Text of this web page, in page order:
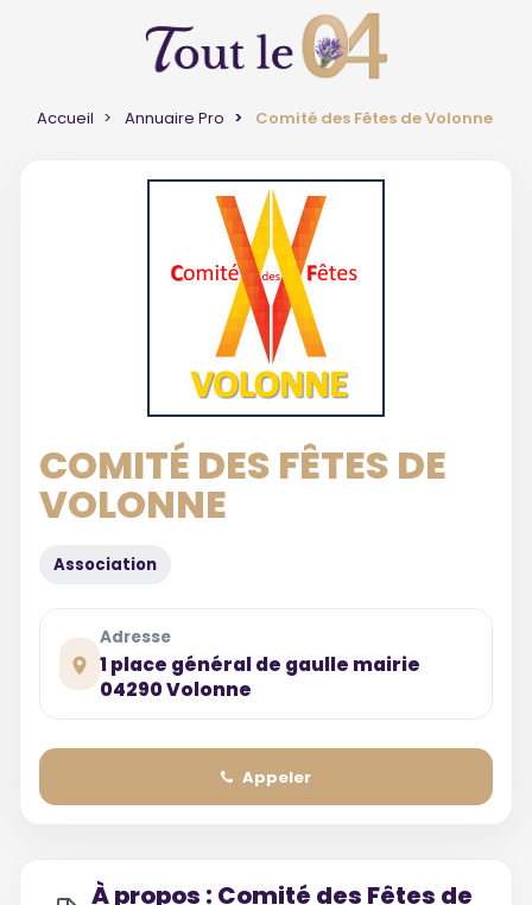
Accueil Annuaire Pro Comité des Fêtes de Volonne
COMITÉ DES FÊTES DE
VOLONNE
Association
Adresse
1 place général de gaulle mairie
04290 Volonne
Appeler
À propos : Comité des Fêtes de